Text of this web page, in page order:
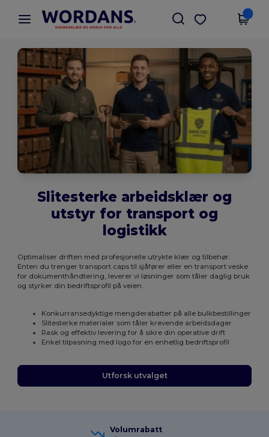
× Wordans-app
Bedre priser i appen!
Last ned app
Slitesterke arbeidsklær og
utstyr for transport og
logistikk
Optimaliser driften med profesjonelle utrykte klær og tilbehør.
Enten du trenger transport caps til sjåfører eller en transport veske
for dokumenthåndtering, leverer vi løsninger som tåler daglig bruk
og styrker din bedriftsprofil på veien.
Konkurransedyktige mengderabatter på alle bulkbestillinger
Slitesterke materialer som tåler krevende arbeidsdager
Rask og effektiv levering for å sikre din operative drift
Enkel tilpasning med logo for en enhetlig bedriftsprofil
Utforsk utvalget
Volumrabatt